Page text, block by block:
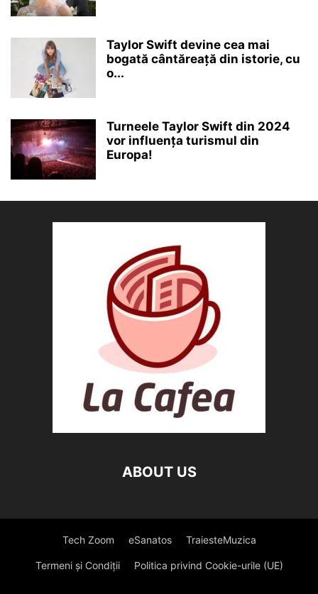
Taylor Swift devine cea mai
bogată cântăreață din istorie, cu
o...
Turneele Taylor Swift din 2024
vor influența turismul din
Europa!
ABOUT US
Tech Zoom eSanatos TraiesteMuzica
Termeni și Condiții Politica privind Cookie-urile (UE)